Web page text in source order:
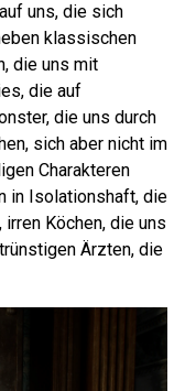
uns, die sich
klassischen
die uns mit
die auf
die uns durch
sich aber nicht im
Charakteren
in Isolationshaft, die
Köchen, die uns
Ärzten, die